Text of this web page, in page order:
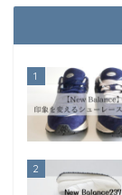
1
2